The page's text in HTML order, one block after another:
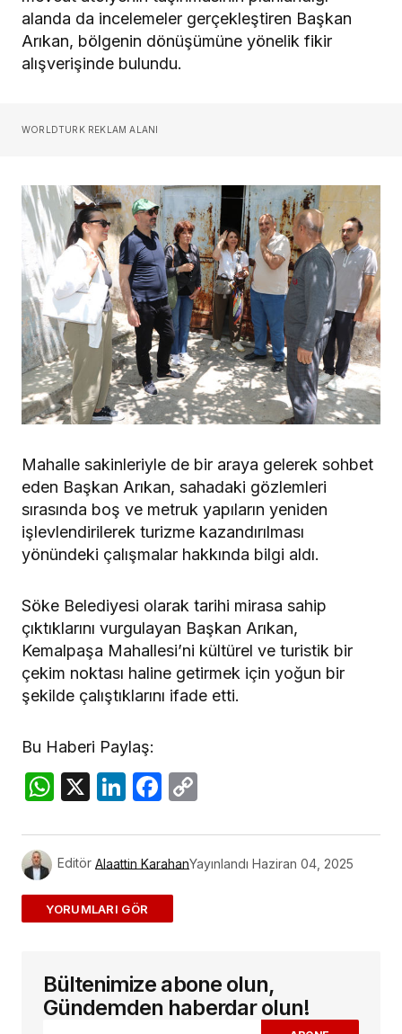
alanda da incelemeler gerçekleştiren Başkan
Arıkan, bölgenin dönüşümüne yönelik fikir
alışverişinde bulundu.
WORLDTURK REKLAM ALANI
Mahalle sakinleriyle de bir araya gelerek sohbet
eden Başkan Arıkan, sahadaki gözlemleri
sırasında boş ve metruk yapıların yeniden
işlevlendirilerek turizme kazandırılması
yönündeki çalışmalar hakkında bilgi aldı.
Söke Belediyesi olarak tarihi mirasa sahip
çıktıklarını vurgulayan Başkan Arıkan,
Kemalpaşa Mahallesi’ni kültürel ve turistik bir
çekim noktası haline getirmek için yoğun bir
şekilde çalıştıklarını ifade etti.
Bu Haberi Paylaş:
WhatsApp
X LinkedIn
Facebook
Editör Alaattin KarahanYayınlandı Haziran 04, 2025
ADD A COMMENT
E-posta adresiniz yayınlanmayacak.
alanlar*ile işaretlenmişlerdir
Bültenimize abone olun,
Gündemden haberdar olun!